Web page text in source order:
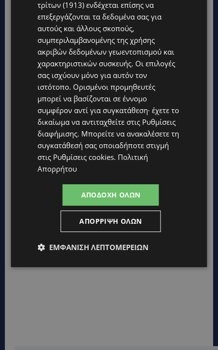
τρίτων (1913) ενδέχεται επίσης να
επεξεργάζονται τα δεδομένα σας για
αυτούς και άλλους σκοπούς,
συμπεριλαμβανομένης της χρήσης
ακριβών δεδομένων γεωεντοπισμού και
χαρακτηριστικών συσκευής. Οι επιλογές
σας ισχύουν μόνο για αυτόν τον
ιστότοπο. Ορισμένοι προμηθευτές
μπορεί να βασίζονται σε έννομο
συμφέρον αντί για συγκατάθεση· έχετε το
δικαίωμα να αντιταχθείτε στις Ρυθμίσεις
διαφήμισης. Μπορείτε να ανακαλέσετε τη
συγκατάθεσή σας οποιαδήποτε στιγμή
στις Ρυθμίσεις cookies. Πολιτική
Απορρήτου
ΑΠΟΔΟΧΉ ΌΛΩΝ
ΑΠΌΡΡΙΨΗ ΌΛΩΝ
ΕΜΦΆΝΙΣΗ ΛΕΠΤΟΜΕΡΕΙΏΝ